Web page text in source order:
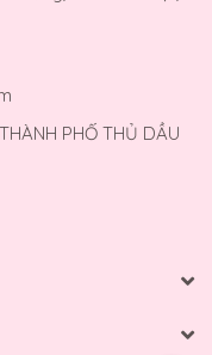
PHỐ THỦ DẦU